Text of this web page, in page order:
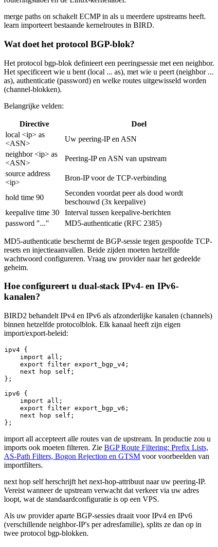
merge paths on schakelt ECMP in als u meerdere upstreams heeft.
learn importeert bestaande kernelroutes in BIRD.
Wat doet het protocol BGP-blok?
Het protocol bgp-blok definieert een peeringsessie met een neighbor.
Het specificeert wie u bent (local ... as), met wie u peert (neighbor ...
as), authenticatie (password) en welke routes uitgewisseld worden
(channel-blokken).
Belangrijke velden:
Directive
Doel
local <ip> as
<ASN>
Uw peering-IP en ASN
neighbor <ip> as
<ASN>
Peering-IP en ASN van upstream
source address
<ip>
Bron-IP voor de TCP-verbinding
hold time 90
Seconden voordat peer als dood wordt
beschouwd (3x keepalive)
keepalive time 30
Interval tussen keepalive-berichten
password "..."
MD5-authenticatie (RFC 2385)
MD5-authenticatie beschermt de BGP-sessie tegen gespoofde TCP-
resets en injectieaanvallen. Beide zijden moeten hetzelfde
wachtwoord configureren. Vraag uw provider naar het gedeelde
geheim.
Hoe configureert u dual-stack IPv4- en IPv6-
kanalen?
BIRD2 behandelt IPv4 en IPv6 als afzonderlijke kanalen (channels)
binnen hetzelfde protocolblok. Elk kanaal heeft zijn eigen
import/export-beleid:
ipv4 {
import
all ;
    export
filter export_bgp_v4;
next hop self ;
};
ipv6 {
import
all ;
    export
filter export_bgp_v6;
next hop self ;
import all accepteert alle routes van de upstream. In productie zou u
imports ook moeten filteren. Zie BGP Route Filtering: Prefix Lists,
AS-Path Filters, Bogon Rejection en GTSM voor voorbeelden van
importfilters.
next hop selfherschrijft het next-hop-attribuut naar uw peering-IP.
Vereist wanneer de upstream verwacht dat verkeer via uw adres
loopt, wat de standaardconfiguratie is op een VPS.
Als uw provider aparte BGP-sessies draait voor IPv4 en IPv6
(verschillende neighbor-IP's per adresfamilie), splits ze dan op in
twee protocol bgp-blokken.